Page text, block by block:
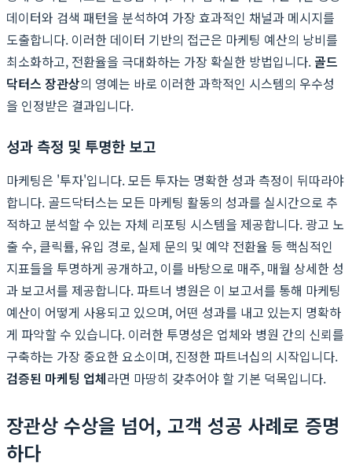
데이터와 검색 패턴을 분석하여 가장 효과적인 채널과 메시지를
도출합니다. 이러한 데이터 기반의 접근은 마케팅 예산의 낭비를
최소화하고, 전환율을 극대화하는 가장 확실한 방법입니다. 골드
닥터스 장관상의 영예는 바로 이러한 과학적인 시스템의 우수성
을 인정받은 결과입니다.
성과 측정 및 투명한 보고
마케팅은 '투자'입니다. 모든 투자는 명확한 성과 측정이 뒤따라야
합니다. 골드닥터스는 모든 마케팅 활동의 성과를 실시간으로 추
적하고 분석할 수 있는 자체 리포팅 시스템을 제공합니다. 광고 노
출 수, 클릭률, 유입 경로, 실제 문의 및 예약 전환율 등 핵심적인
지표들을 투명하게 공개하고, 이를 바탕으로 매주, 매월 상세한 성
과 보고서를 제공합니다. 파트너 병원은 이 보고서를 통해 마케팅
예산이 어떻게 사용되고 있으며, 어떤 성과를 내고 있는지 명확하
게 파악할 수 있습니다. 이러한 투명성은 업체와 병원 간의 신뢰를
구축하는 가장 중요한 요소이며, 진정한 파트너십의 시작입니다.
검증된 마케팅 업체라면 마땅히 갖추어야 할 기본 덕목입니다.
장관상 수상을 넘어, 고객 성공 사례로 증명
하다